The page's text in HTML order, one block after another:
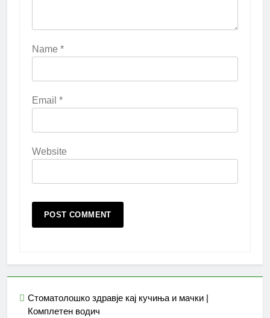
Name *
Email *
Website
Стоматолошко здравје кај кучиња и мачки |
Комплетен водич